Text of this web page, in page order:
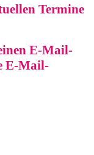
Termine
E-Mail-
E-Mail-